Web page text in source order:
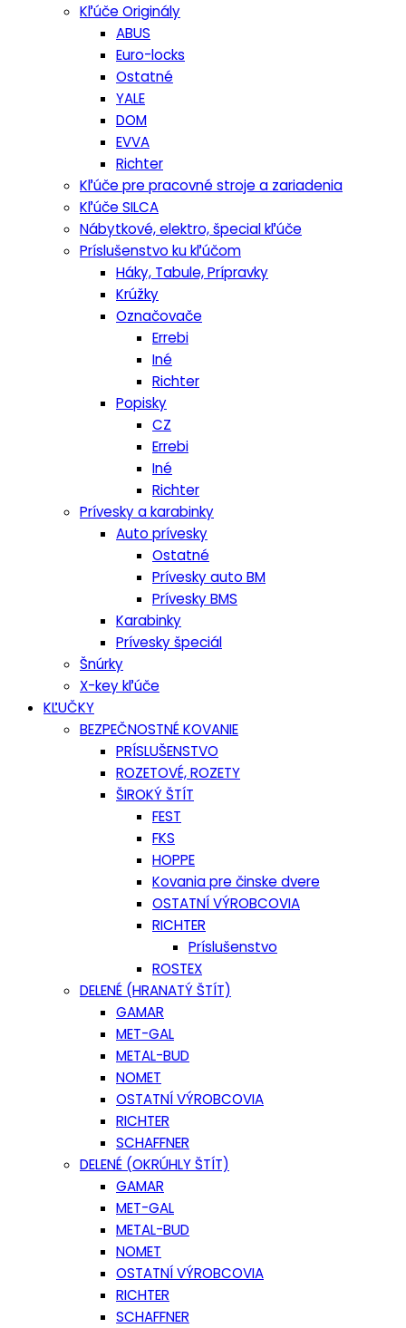
Kľúče Originály
ABUS
Euro-locks
Ostatné
YALE
DOM
EVVA
Richter
Kľúče pre pracovné stroje a zariadenia
Kľúče SILCA
Nábytkové, elektro, špecial kľúče
Príslušenstvo ku kľúčom
Háky, Tabule, Prípravky
Krúžky
Označovače
Errebi
Iné
Richter
Popisky
CZ
Errebi
Iné
Richter
Prívesky a karabinky
Auto prívesky
Ostatné
Prívesky auto BM
Prívesky BMS
Karabinky
Prívesky špeciál
Šnúrky
X-key kľúče
KĽUČKY
BEZPEČNOSTNÉ KOVANIE
PRÍSLUŠENSTVO
ROZETOVÉ, ROZETY
ŠIROKÝ ŠTÍT
FEST
FKS
HOPPE
Kovania pre činske dvere
OSTATNÍ VÝROBCOVIA
RICHTER
Príslušenstvo
ROSTEX
DELENÉ (HRANATÝ ŠTÍT)
GAMAR
MET-GAL
METAL-BUD
NOMET
OSTATNÍ VÝROBCOVIA
RICHTER
SCHAFFNER
DELENÉ (OKRÚHLY ŠTÍT)
GAMAR
MET-GAL
METAL-BUD
NOMET
OSTATNÍ VÝROBCOVIA
RICHTER
SCHAFFNER